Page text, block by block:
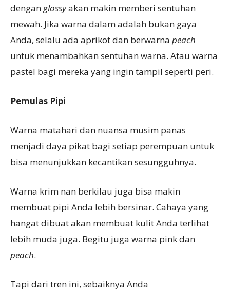
denganglossyakan makin memberi sentuhan
mewah. Jika warna dalam adalah bukan gaya
Anda, selalu ada aprikot dan berwarna peach
untuk menambahkan sentuhan warna. Atau warna
pastel bagi mereka yang ingin tampil seperti peri.
Pemulas Pipi
Warna matahari dan nuansa musim panas
menjadi daya pikat bagi setiap perempuan untuk
bisa menunjukkan kecantikan sesungguhnya.
Warna krim nan berkilau juga bisa makin
membuat pipi Anda lebih bersinar. Cahaya yang
hangat dibuat akan membuat kulit Anda terlihat
lebih muda juga. Begitu juga warna pink dan
peach.
Tapi dari tren ini, sebaiknya Anda